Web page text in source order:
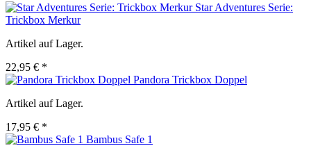
Star Adventures Serie:
Trickbox Merkur
Artikel auf Lager.
22,95 € *
Pandora Trickbox Doppel
Artikel auf Lager.
17,95 € *
Bambus Safe 1